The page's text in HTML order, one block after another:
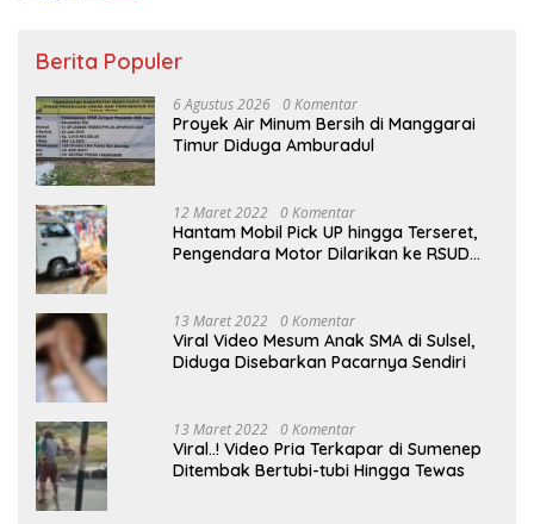
Berita Populer
6 Agustus 2026 0 Komentar
Proyek Air Minum Bersih di Manggarai
Timur Diduga Amburadul
12 Maret 2022 0 Komentar
Hantam Mobil Pick UP hingga Terseret,
Pengendara Motor Dilarikan ke RSUD
13 Maret 2022 0 Komentar
Viral Video Mesum Anak SMA di Sulsel,
Diduga Disebarkan Pacarnya Sendiri
13 Maret 2022 0 Komentar
Viral..! Video Pria Terkapar di Sumenep
Ditembak Bertubi-tubi Hingga Tewas